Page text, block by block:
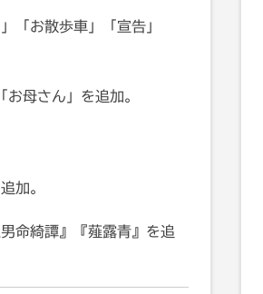
「お散歩車」「宣告」
母さん」を追加。
加。
命綺譚』『薤露青』を追